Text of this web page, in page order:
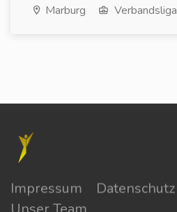
Marburg Verbandsliga
Impressum Datenschutz